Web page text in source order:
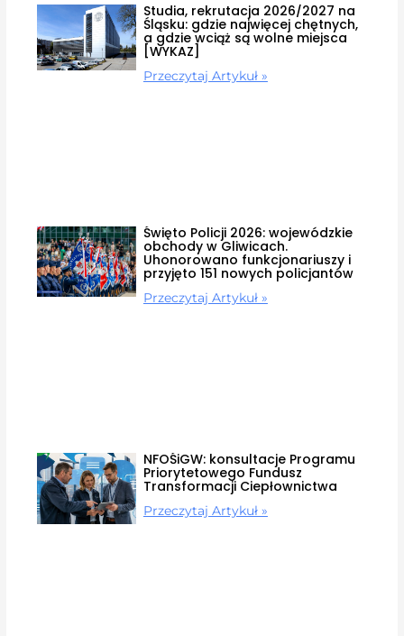
Studia, rekrutacja 2026/2027 na
Śląsku: gdzie najwięcej chętnych,
a gdzie wciąż są wolne miejsca
[WYKAZ]
Przeczytaj Artykuł »
Święto Policji 2026: wojewódzkie
obchody w Gliwicach.
Uhonorowano funkcjonariuszy i
przyjęto 151 nowych policjantów
Przeczytaj Artykuł »
NFOŚiGW: konsultacje Programu
Priorytetowego Fundusz
Transformacji Ciepłownictwa
Przeczytaj Artykuł »